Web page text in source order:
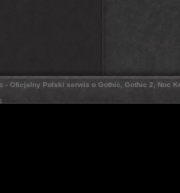
- Oficjalny Polski serwis o Gothic, Gothic 2, Noc